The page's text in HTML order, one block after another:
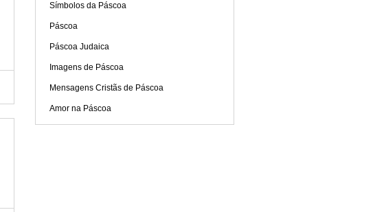
Símbolos da Páscoa
Páscoa
Páscoa Judaica
Imagens de Páscoa
Mensagens Cristãs de Páscoa
Amor na Páscoa